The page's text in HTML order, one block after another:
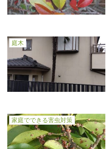
庭木
家庭でできる害虫対策